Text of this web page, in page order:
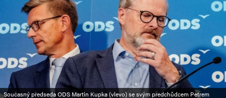
Současný předseda ODS Martin Kupka (vlevo) se svým předchůdcem Petrem